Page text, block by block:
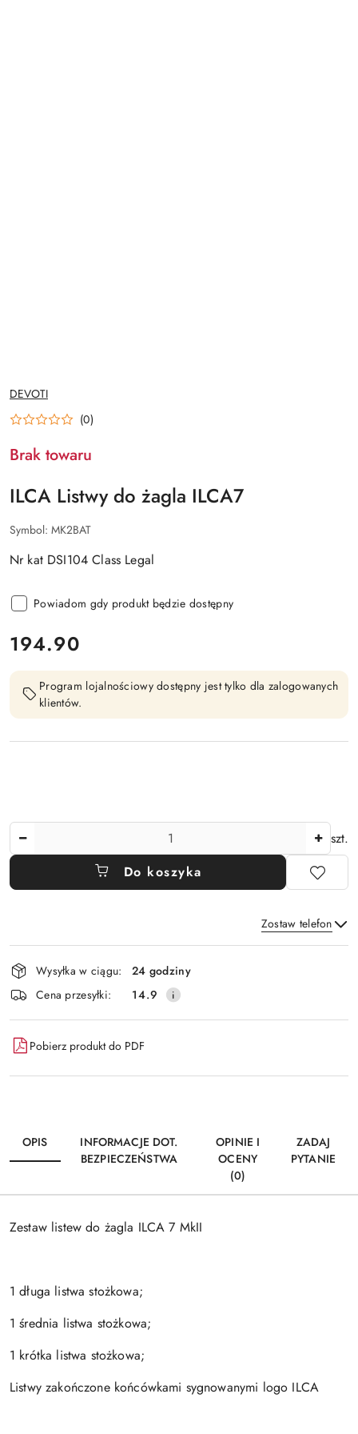
NAZWA
PRODUCENTA:
DEVOTI
(0)
Brak towaru
ILCA Listwy do żagla ILCA7
Symbol: MK2BAT
Nr kat DSI104 Class Legal
Powiadom gdy produkt będzie dostępny
cena:
194.90
Program lojalnościowy dostępny jest tylko dla zalogowanych
klientów.
szt.
Do koszyka
Zostaw telefon
Wyślij
Dostępność
i
dostawa
Wysyłka w ciągu:
24 godziny
Cena przesyłki:
14.9
Pobierz produkt do PDF
OPIS
INFORMACJE DOT.
BEZPIECZEŃSTWA
OPINIE I
OCENY
(0)
ZADAJ
PYTANIE
Zestaw listew do żagla ILCA 7 MkII
1 długa listwa stożkowa;
1 średnia listwa stożkowa;
1 krótka listwa stożkowa;
Listwy zakończone końcówkami sygnowanymi logo ILCA